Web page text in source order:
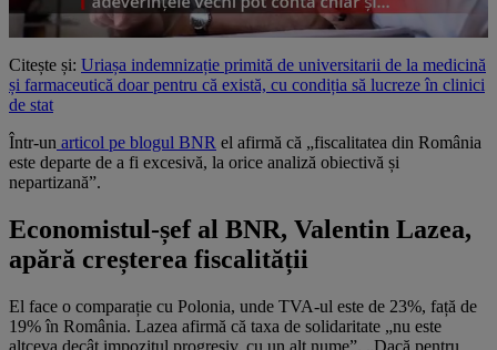
Citește și: Uriașa indemnizație primită de universitarii de la medicină
și farmaceutică doar pentru că există, cu condiția să lucreze în clinici
de stat
Într-un articol pe blogul BNR el afirmă că „fiscalitatea din România
este departe de a fi excesivă, la orice analiză obiectivă și
nepartizană”.
Economistul-șef al BNR, Valentin Lazea,
apără creșterea fiscalității
El face o comparație cu Polonia, unde TVA-ul este de 23%, față de
19% în România. Lazea afirmă că taxa de solidaritate „nu este
altceva decât impozitul progresiv, cu un alt nume”. „Dacă pentru